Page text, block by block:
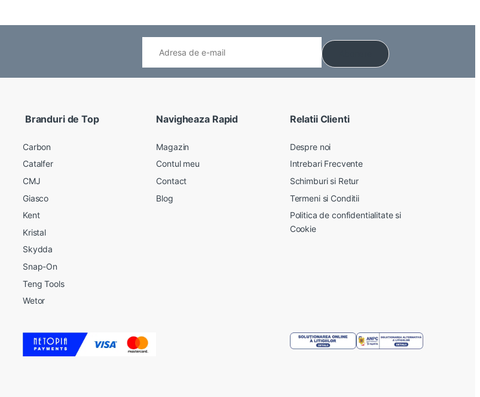
Branduri de Top
Carbon
Catalfer
CMJ
Giasco
Kent
Kristal
Skydda
Snap-On
Teng Tools
Wetor
Navigheaza Rapid
Magazin
Contul meu
Contact
Blog
Relatii Clienti
Despre noi
Intrebari Frecvente
Schimburi si Retur
Termeni si Conditii
Politica de confidentialitate si
Cookie